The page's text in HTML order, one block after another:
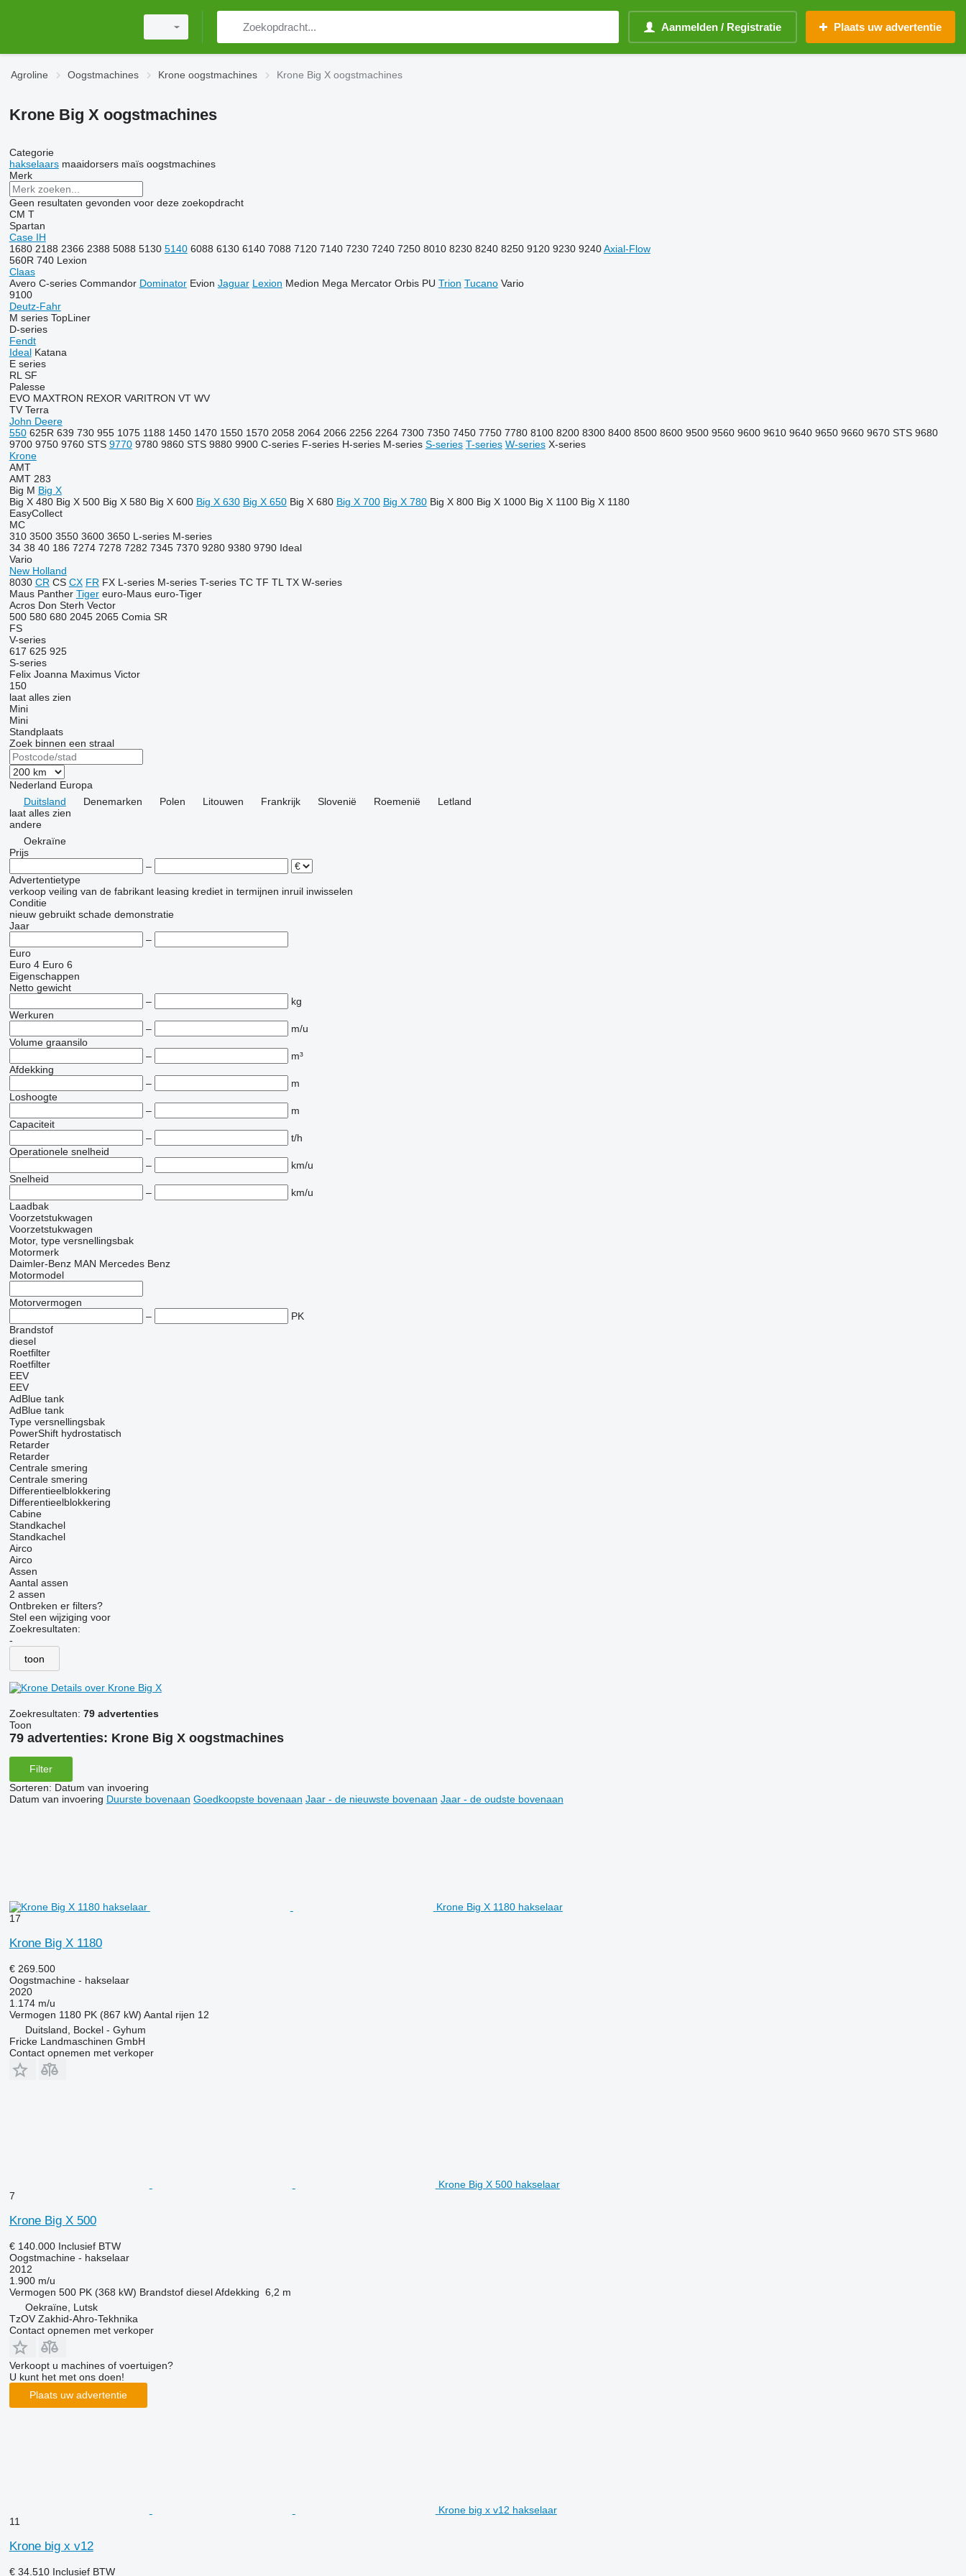
Aanmelden / Registratie Plaats uw advertentie
Agroline Oogstmachines Krone oogstmachines Krone Big X oogstmachines
Krone Big X oogstmachines
Categorie
hakselaars maaidorsers maïs oogstmachines
Merk
Geen resultaten gevonden voor deze zoekopdracht
CM T
Spartan
Case IH
1680 2188 2366 2388 5088 5130 5140 6088 6130 6140 7088 7120 7140 7230 7240 7250 8010 8230 8240 8250 9120 9230 9240 Axial-Flow
560R 740 Lexion
Claas
Avero C-series Commandor Dominator Evion Jaguar Lexion Medion Mega Mercator Orbis PU Trion Tucano Vario
9100
Deutz-Fahr
M series TopLiner
D-series
Fendt
Ideal Katana
E series
RL SF
Palesse
EVO MAXTRON REXOR VARITRON VT WV
TV Terra
John Deere
550 625R 639 730 955 1075 1188 1450 1470 1550 1570 2058 2064 2066 2256 2264 7300 7350 7450 7750 7780 8100 8200 8300 8400 8500 8600 9500 9560 9600 9610 9640 9650 9660 9670 STS 9680
9700 9750 9760 STS 9770 9780 9860 STS 9880 9900 C-series F-series H-series M-series S-series T-series W-series X-series
Krone
AMT
AMT 283
Big M Big X
Big X 480 Big X 500 Big X 580 Big X 600 Big X 630 Big X 650 Big X 680 Big X 700 Big X 780 Big X 800 Big X 1000 Big X 1100 Big X 1180
EasyCollect
MC
310 3500 3550 3600 3650 L-series M-series
34 38 40 186 7274 7278 7282 7345 7370 9280 9380 9790 Ideal
Vario
New Holland
8030 CR CS CX FR FX L-series M-series T-series TC TF TL TX W-series
Maus Panther Tiger euro-Maus euro-Tiger
Acros Don Sterh Vector
500 580 680 2045 2065 Comia SR
FS
V-series
617 625 925
S-series
Felix Joanna Maximus Victor
150
laat alles zien
Mini
Mini
Standplaats
Zoek binnen een straal
Nederland Europa
Duitsland
Denemarken Polen Litouwen Frankrijk Slovenië Roemenië
Letland
laat alles zien
andere
Oekraïne
Prijs
–
Advertentietype
verkoop veiling van de fabrikant leasing krediet in termijnen inruil inwisselen
Conditie
nieuw gebruikt schade demonstratie
Jaar
–
Euro
Euro 4 Euro 6
Eigenschappen
Netto gewicht
–
kg
Werkuren
–
m/u
Volume graansilo
–
m³
Afdekking
–
m
Loshoogte
–
m
Capaciteit
–
t/h
Operationele snelheid
–
km/u
Snelheid
–
km/u
Laadbak
Voorzetstukwagen
Voorzetstukwagen
Motor, type versnellingsbak
Motormerk
Daimler-Benz MAN Mercedes Benz
Motormodel
Motorvermogen
–
PK
Brandstof
diesel
Roetfilter
Roetfilter
EEV
EEV
AdBlue tank
AdBlue tank
Type versnellingsbak
PowerShift hydrostatisch
Retarder
Retarder
Centrale smering
Centrale smering
Differentieelblokkering
Differentieelblokkering
Cabine
Standkachel
Standkachel
Airco
Airco
Assen
Aantal assen
2 assen
Ontbreken er filters?
Stel een wijziging voor
Zoekresultaten:
-
toon
Details over Krone Big X
Zoekresultaten: 79 advertenties
Toon
79 advertenties: Krone Big X oogstmachines
Filter
Sorteren: Datum van invoering
Datum van invoering Duurste bovenaan Goedkoopste bovenaan Jaar - de nieuwste bovenaan Jaar - de oudste bovenaan
Krone Big X 1180 hakselaar
17
Krone Big X 1180
€ 269.500
Oogstmachine - hakselaar
2020
1.174 m/u
Vermogen 1180 PK (867 kW) Aantal rijen 12
Duitsland, Bockel - Gyhum
Fricke Landmaschinen GmbH
Contact opnemen met verkoper
Krone Big X 500 hakselaar
7
Krone Big X 500
€ 140.000 Inclusief BTW
Oogstmachine - hakselaar
2012
1.900 m/u
Vermogen 500 PK (368 kW) Brandstof diesel Afdekking 6,2 m
Oekraïne, Lutsk
TzOV Zakhid-Ahro-Tekhnika
Contact opnemen met verkoper
Verkoopt u machines of voertuigen?
U kunt het met ons doen!
Plaats uw advertentie
Krone big x v12 hakselaar
11
Krone big x v12
€ 34.510 Inclusief BTW